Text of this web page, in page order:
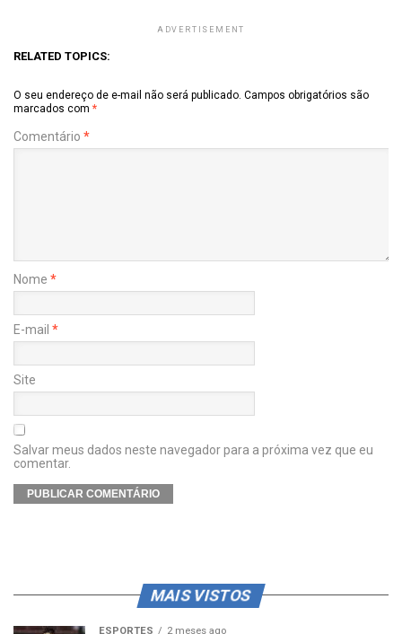
ADVERTISEMENT
RELATED TOPICS:
O seu endereço de e-mail não será publicado. Campos obrigatórios são
marcados com *
Comentário *
Nome *
E-mail *
Site
Salvar meus dados neste navegador para a próxima vez que eu
comentar.
MAIS VISTOS
ESPORTES 2 meses ago